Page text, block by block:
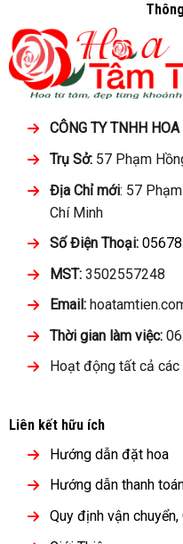
CÔNG TY TNHH
Trụ Sở: 57 Phạm
Địa Chỉ mới: 57
Chí Minh
Số Điện Thoại:
MST:3502557248
Email:
Thời gian làm việc:
Hoạt động tất cả
Liên kết hữu ích
Hướng dẫn đặt hoa
Hướng dẫn thanh
Quy định vận chuyển,